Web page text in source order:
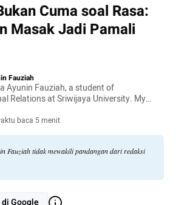
Cuma soal Rasa:
Masak Jadi Pamali
Fauziah
Ayunin Fauziah, a student of
Relations at Sriwijaya University. My
international relations.
baca 5 menit
Fauziah tidak mewakili pandangan dari redaksi
Google